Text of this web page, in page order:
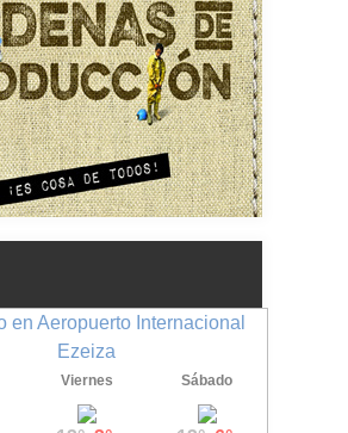
en Aeropuerto Internacional
Ezeiza
Viernes Sábado